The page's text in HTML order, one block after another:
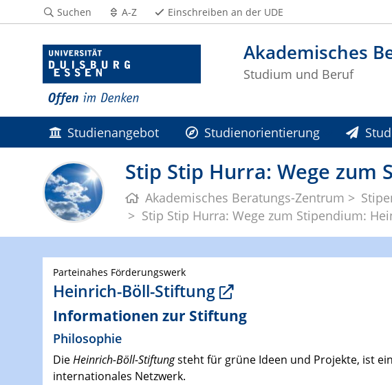
Akademisches
Studium und Beruf
Suchen A-Z Einschreiben an der UDE
Studienangebot Studienorientierung
Stip Stip Hurra: Wege zum
Akademisches Beratungs-Zentrum
Stip Stip Hurra: Wege zum Stipendium:
Parteinahes Förderungswerk
Heinrich-Böll-Stiftung
Informationen zur Stiftung
Philosophie
DieHeinrich-Böll-Stiftungsteht für grüne Ideen und Projekte, ist
internationales Netzwerk.